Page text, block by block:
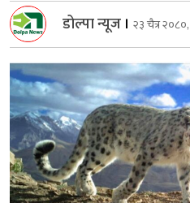
डोल्पा न्यूज । २३ चैत्र